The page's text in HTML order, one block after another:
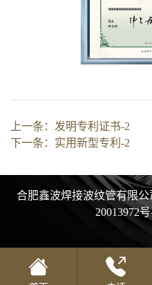
上一条： 发明专利证书-2
下一条： 实用新型专利-2
合肥鑫波焊接波纹管有限
20013972